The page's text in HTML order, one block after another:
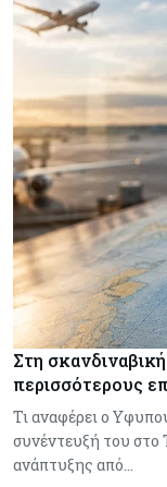
Στη
περισσότερους
Τι αναφέρει ο
συνέντευξή του
ανάπτυξης από…